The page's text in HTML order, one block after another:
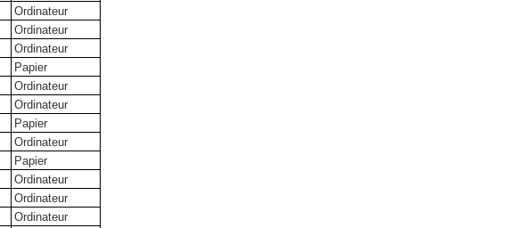
Ordinateur
Ordinateur
Ordinateur
Papier
Ordinateur
Ordinateur
Papier
Ordinateur
Papier
Ordinateur
Ordinateur
Ordinateur